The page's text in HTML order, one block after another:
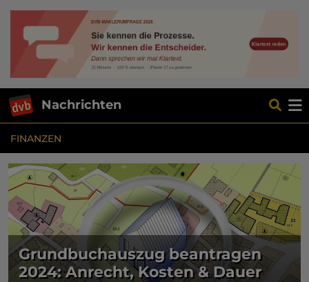
Nachrichten
FINANZEN
Grundbuchauszug beantragen
2024: Anrecht, Kosten & Dauer